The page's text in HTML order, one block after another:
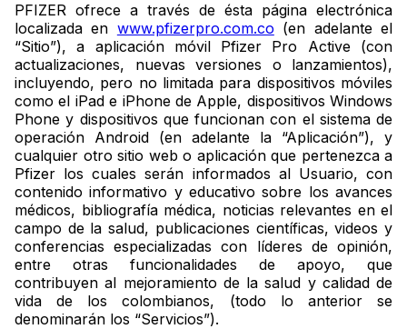
PFIZER ofrece a través de ésta página electrónica
localizada en www.pfizerpro.com.co (en adelante el
“Sitio”), a aplicación móvil Pfizer Pro Active (con
actualizaciones, nuevas versiones o lanzamientos),
incluyendo, pero no limitada para dispositivos móviles
como el iPad e iPhone de Apple, dispositivos Windows
Phone y dispositivos que funcionan con el sistema de
operación Android (en adelante la “Aplicación”), y
cualquier otro sitio web o aplicación que pertenezca a
Pfizer los cuales serán informados al Usuario, con
contenido informativo y educativo sobre los avances
médicos, bibliografía médica, noticias relevantes en el
campo de la salud, publicaciones científicas, videos y
conferencias especializadas con líderes de opinión,
entre otras funcionalidades de apoyo, que
contribuyen al mejoramiento de la salud y calidad de
vida de los colombianos, (todo lo anterior se
denominarán los “Servicios”).